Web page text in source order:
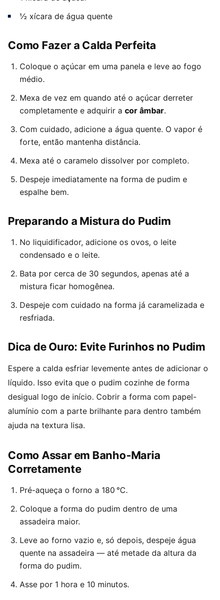
½ xícara de água quente
Como Fazer a Calda Perfeita
Coloque o açúcar em uma panela e leve ao fogo
médio.
Mexa de vez em quando até o açúcar derreter
completamente e adquirir a cor âmbar.
Com cuidado, adicione a água quente. O vapor é
forte, então mantenha distância.
Mexa até o caramelo dissolver por completo.
Despeje imediatamente na forma de pudim e
espalhe bem.
Preparando a Mistura do Pudim
No liquidificador, adicione os ovos, o leite
condensado e o leite.
Bata por cerca de 30 segundos, apenas até a
mistura ficar homogênea.
Despeje com cuidado na forma já caramelizada e
resfriada.
Dica de Ouro: Evite Furinhos no Pudim
Espere a calda esfriar levemente antes de adicionar o
líquido. Isso evita que o pudim cozinhe de forma
desigual logo de início. Cobrir a forma com papel-
alumínio com a parte brilhante para dentro também
ajuda na textura lisa.
Como Assar em Banho-Maria
Corretamente
Pré-aqueça o forno a 180 °C.
Coloque a forma do pudim dentro de uma
assadeira maior.
Leve ao forno vazio e, só depois, despeje água
quente na assadeira — até metade da altura da
forma do pudim.
Asse por 1 hora e 10 minutos.